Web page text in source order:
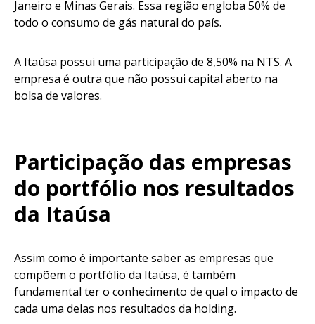
Janeiro e Minas Gerais. Essa região engloba 50% de
todo o consumo de gás natural do país.
A Itaúsa possui uma participação de 8,50% na NTS. A
empresa é outra que não possui capital aberto na
bolsa de valores.
Participação das empresas
do portfólio nos resultados
da Itaúsa
Assim como é importante saber as empresas que
compõem o portfólio da Itaúsa, é também
fundamental ter o conhecimento de qual o impacto de
cada uma delas nos resultados da holding.